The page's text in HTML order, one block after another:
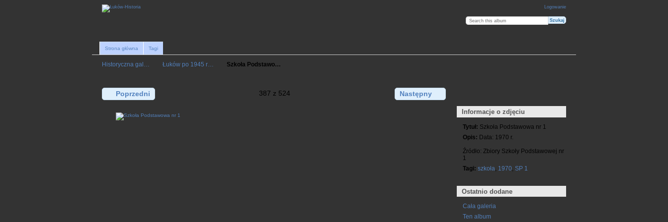
Logowanie
Strona główna Tagi
Historyczna gal… Łuków po 1945 r… Szkoła Podstawo…
Poprzedni 387 z 524 Następny
Informacje o zdjęciu
Tytuł: Szkoła Podstawowa nr 1
Opis: Data: 1970 r.
Źródło: Zbiory Szkoły Podstawowej nr
1
Tagi: szkoła 1970, SP 1
Ostatnio dodane
Cała galeria
Ten album